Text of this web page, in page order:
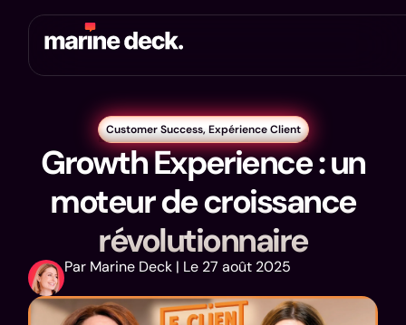
Customer Success,Expérience Client
Growth Experience : un
moteur de croissance
révolutionnaire
Par Marine Deck | Le 27 août 2025